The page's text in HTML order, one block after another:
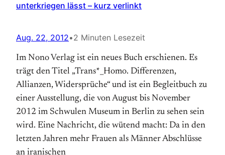
unterkriegen lässt – kurz verlinkt
Aug. 22, 2012•2 Minuten Lesezeit
Im Nono Verlag ist ein neues Buch erschienen. Es
trägt den Titel „Trans*_Homo. Differenzen,
Allianzen, Widersprüche“ und ist ein Begleitbuch zu
einer Ausstellung, die von August bis November
2012 im Schwulen Museum in Berlin zu sehen sein
wird. Eine Nachricht, die wütend macht: Da in den
letzten Jahren mehr Frauen als Männer Abschlüsse
an iranischen